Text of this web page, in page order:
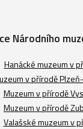
Národního
Hanácké muzeum v
v přírodě
Muzeum v přírodě
Muzeum v přírodě
Valašské muzeum v